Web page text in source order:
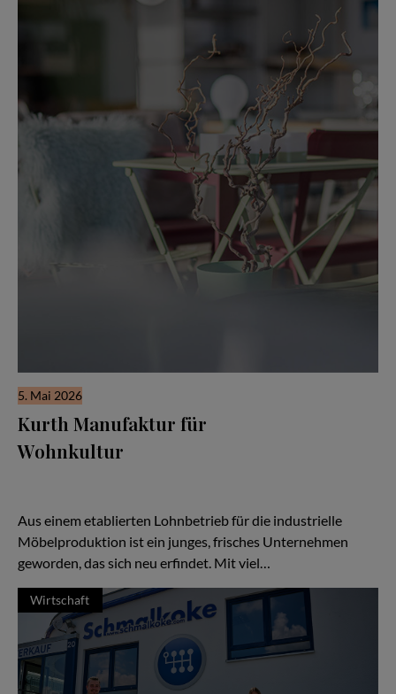
5. Mai 2026
Kurth Manufaktur für
Wohnkultur
Aus einem etablierten Lohnbetrieb für die industrielle
Möbelproduktion ist ein junges, frisches Unternehmen
geworden, das sich neu erfindet. Mit viel…
Wirtschaft